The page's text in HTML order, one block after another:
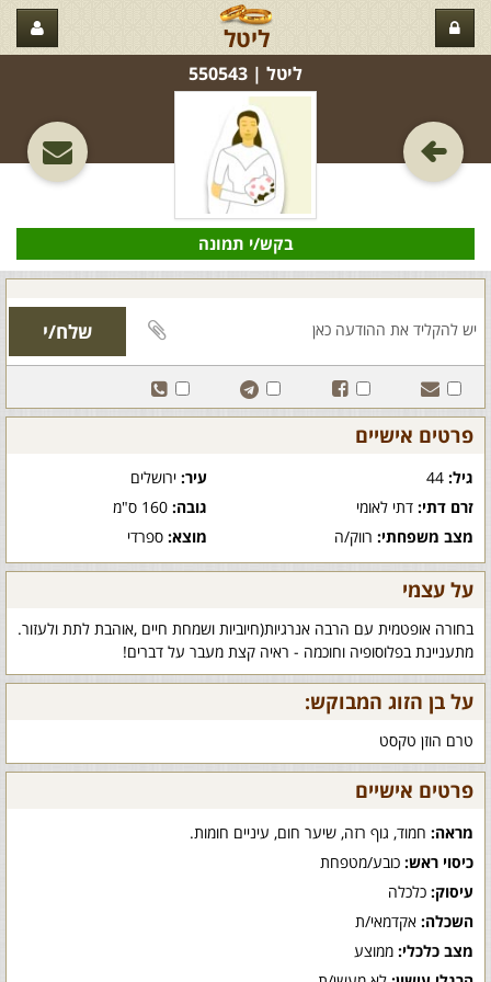
ליטל
ליטל‏ | 550543
בקש/י תמונה
פרטים אישיים
גיל: עיר:ירושלים
זרם דתי: דתי לאומי גובה:160 ס"מ
מצב משפחתי: רווק/ה מוצא:ספרדי
על עצמי
בחורה אופטמית עם הרבה אנרגיות(חיוביות ושמחת חיים ,אוהבת לתת ולעזור.
מתעניינת בפלוסופיה וחוכמה - ראיה קצת מעבר על דברים!
על בן הזוג המבוקש:
טרם הוזן טקסט
פרטים אישיים
מראה: חמוד, גוף רזה, שיער חום, עיניים חומות.
כיסוי ראש: כובע/מטפחת
עיסוק: כלכלה
השכלה: אקדמאי/ת
מצב כלכלי: ממוצע